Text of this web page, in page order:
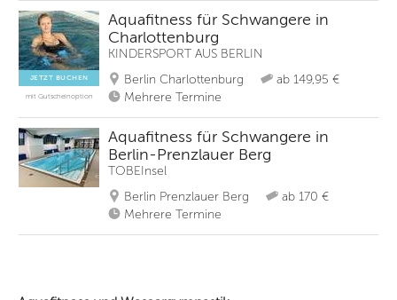
JETZT BUCHEN
mit Gutscheinoption
Aquafitness für Schwangere in
Charlottenburg
KINDERSPORT AUS BERLIN
Berlin Charlottenburg
ab 149,95 €
Mehrere Termine
Aquafitness für Schwangere in
Berlin-Prenzlauer Berg
TOBEInsel
Berlin Prenzlauer Berg
ab 170 €
Mehrere Termine